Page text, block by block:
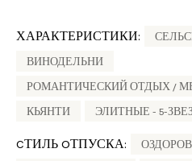
ХАРАКТЕРИСТИКИ:
ВИНОДЕЛЬНИ
РОМАНТИЧЕСКИЙ ОТДЫХ /
КЬЯНТИ ЭЛИТНЫЕ - 5-
CТИЛЬ OТПУСКА: